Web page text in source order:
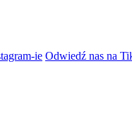
ie Odwiedź nas na